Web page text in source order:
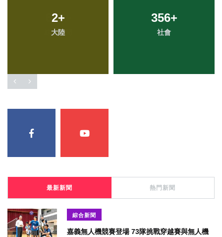
2+
大陸
356+
社會
最新新聞 熱門新聞
綜合新聞
嘉義無人機競賽登場 73隊挑戰穿越賽與無人機